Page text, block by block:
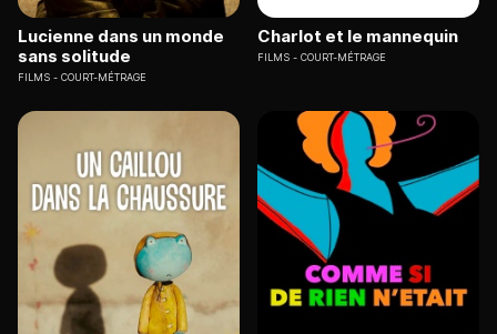
Lucienne dans un monde
sans solitude
FILMS COURT-MÉTRAGE
Charlot et le mannequin
FILMS COURT-MÉTRAGE